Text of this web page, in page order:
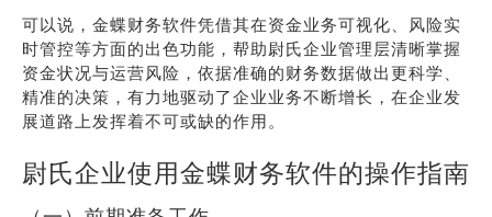
可以说，金蝶财务软件凭借其在资金业务可视化、风险实
时管控等方面的出色功能，帮助尉氏企业管理层清晰掌握
资金状况与运营风险，依据准确的财务数据做出更科学、
精准的决策，有力地驱动了企业业务不断增长，在企业发
展道路上发挥着不可或缺的作用。
尉氏企业使用金蝶财务软件的操作指南